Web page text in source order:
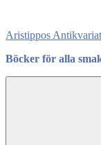
content
Aristippos Antikvariat
Böcker för alla